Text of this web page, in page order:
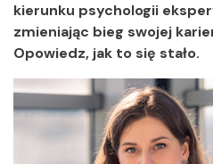
kierunku psychologii
zmieniając bieg swojej
Opowiedz, jak to się stało.